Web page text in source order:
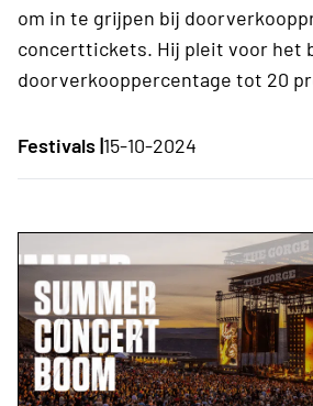
om in te grijpen bij
concerttickets. Hij pleit voor het
doorverkooppercentage tot 20
Festivals |15-10-2024